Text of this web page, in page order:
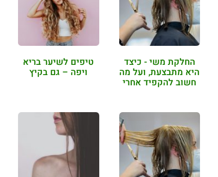
החלקת משי - כיצד
היא מתבצעת, ועל מה
חשוב להקפיד אחרי
טיפים לשיער בריא
ויפה – גם בקיץ